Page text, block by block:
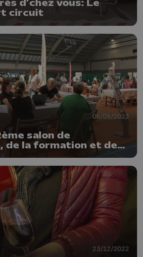
d’chez vous: Le
circuit
06/06/2023
salon de
de la formation et de
23/12/2022